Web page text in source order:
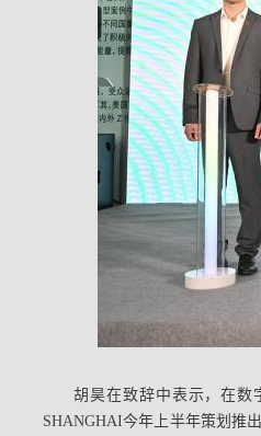
胡昊在致辞中表示，在数
SHANGHAI今年上半年策划推